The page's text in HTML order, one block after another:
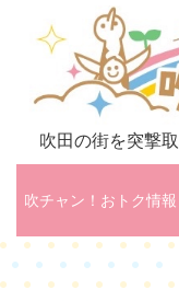
吹田の街を突撃
吹チャン！おトク情報